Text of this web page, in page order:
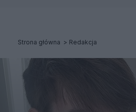
Strona główna Redakcja